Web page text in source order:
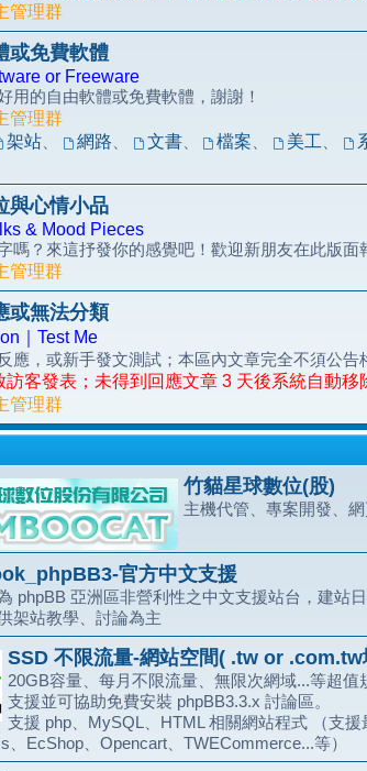
管理群
或免費軟體
or Freeware
用的自由軟體或免費軟體，謝謝！
管理群
架站、 網路、 文書、 檔案、 美工、
與心情小品
& Mood Pieces
嗎？來這抒發你的感覺吧！歡迎新朋友在此版面
管理群
或無法分類
｜Test Me
應，或新手發文測試；本區內文章完全不須公告
訪客發表；未得到回應文章 3 天後系統自動移
管理群
竹貓星球數位(股)
主機代管、專案開發、
官方中文支援
phpBB 亞洲區非營利性之中文支援站台，建站
架站教學、討論為主
SSD 不限流量-網站空間( .tw or .com.tw
20GB容量、每月不限流量、無限次網域...等超值
支援並可協助免費安裝 phpBB3.3.x 討論區。
支援 php、MySQL、HTML 相關網站程式 （支援
、EcShop、Opencart、TWECommerce...等）